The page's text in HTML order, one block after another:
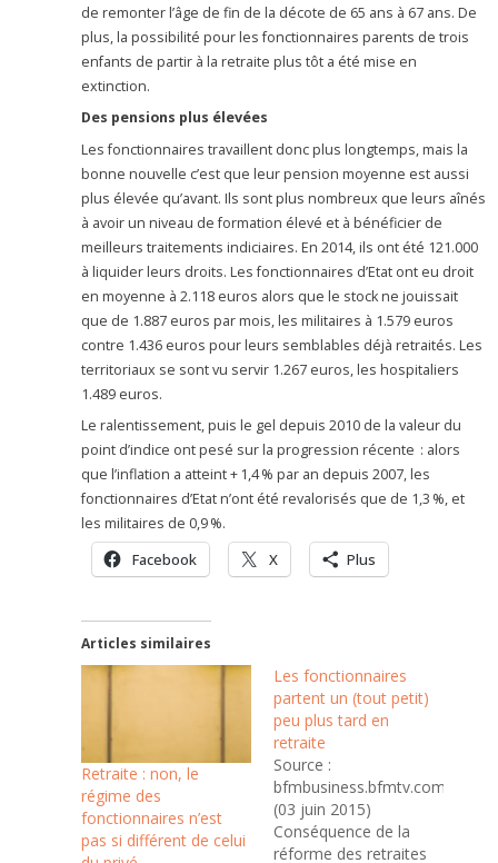
de remonter l’âge de fin de la décote de 65 ans à 67 ans. De
plus, la possibilité pour les fonctionnaires parents de trois
enfants de partir à la retraite plus tôt a été mise en
extinction.
Des pensions plus élevées
Les fonctionnaires travaillent donc plus longtemps, mais la
bonne nouvelle c’est que leur pension moyenne est aussi
plus élevée qu’avant. Ils sont plus nombreux que leurs aînés
à avoir un niveau de formation élevé et à bénéficier de
meilleurs traitements indiciaires. En 2014, ils ont été 121.000
à liquider leurs droits. Les fonctionnaires d’Etat ont eu droit
en moyenne à 2.118 euros alors que le stock ne jouissait
que de 1.887 euros par mois, les militaires à 1.579 euros
contre 1.436 euros pour leurs semblables déjà retraités. Les
territoriaux se sont vu servir 1.267 euros, les hospitaliers
1.489 euros.
Le ralentissement, puis le gel depuis 2010 de la valeur du
point d’indice ont pesé sur la progression récente : alors
que l’inflation a atteint + 1,4 % par an depuis 2007, les
fonctionnaires d’Etat n’ont été revalorisés que de 1,3 %, et
les militaires de 0,9 %.
Facebook X Plus
Articles similaires
Retraite : non, le
régime des
fonctionnaires n’est
pas si différent de celui
Les fonctionnaires
partent un (tout petit)
peu plus tard en
retraite
Source :
bfmbusiness.bfmtv.com
(03 juin 2015)
Conséquence de la
réforme des retraites